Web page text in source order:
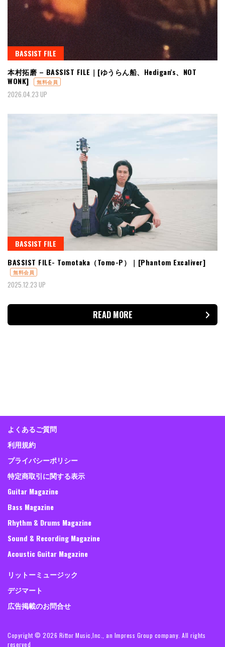
BASSIST FILE
本村拓磨 – BASSIST FILE｜[ゆうらん船、Hedigan's、NOT
WONK]
無料会員
2026.04.23 UP
BASSIST FILE
BASSIST FILE- Tomotaka（Tomo-P）｜[Phantom Excaliver]
無料会員
2025.12.23 UP
READ MORE
よくあるご質問
利用規約
プライバシーポリシー
特定商取引に関する表示
Guitar Magazine
Bass Magazine
Rhythm & Drums Magazine
Sound & Recording Magazine
Acoustic Guitar Magazine
リットーミュージック
デジマート
広告掲載のお問合せ
Copyright © 2026 Rittor Music,Inc., an Impress Group company. All rights
reserved